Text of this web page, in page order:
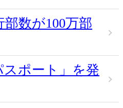
数が100万部
ポート」を発